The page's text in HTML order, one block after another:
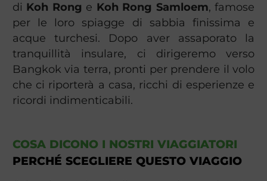
di Koh Rong e Koh Rong Samloem, famose
per le loro spiagge di sabbia finissima e
acque turchesi. Dopo aver assaporato la
tranquillità insulare, ci dirigeremo verso
Bangkok via terra, pronti per prendere il volo
che ci riporterà a casa, ricchi di esperienze e
ricordi indimenticabili.
COSA DICONO I NOSTRI VIAGGIATORI
PERCHÉ SCEGLIERE QUESTO VIAGGIO